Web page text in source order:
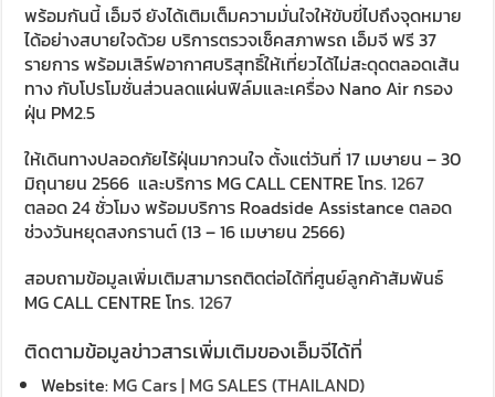
พร้อมกันนี้ เอ็มจี ยังได้เติมเต็มความมั่นใจให้ขับขี่ไปถึงจุดหมาย
ได้อย่างสบายใจด้วย บริการตรวจเช็คสภาพรถ เอ็มจี ฟรี 37
รายการ พร้อมเสิร์ฟอากาศบริสุทธิ์ให้เที่ยวได้ไม่สะดุดตลอดเส้น
ทาง กับโปรโมชั่นส่วนลดแผ่นฟิล์มและเครื่อง Nano Air กรอง
ฝุ่น PM2.5
ให้เดินทางปลอดภัยไร้ฝุ่นมากวนใจ ตั้งแต่วันที่ 17 เมษายน – 30
มิถุนายน 2566 และบริการ MG CALL CENTRE โทร.1267
ตลอด 24 ชั่วโมง พร้อมบริการ Roadside Assistance ตลอด
ช่วงวันหยุดสงกรานต์ (13 – 16 เมษายน 2566)
สอบถามข้อมูลเพิ่มเติมสามารถติดต่อได้ที่ศูนย์ลูกค้าสัมพันธ์
MG CALL CENTRE โทร.1267
ติดตามข้อมูลข่าวสารเพิ่มเติมของเอ็มจีได้ที่
Website: MG Cars | MG SALES (THAILAND)